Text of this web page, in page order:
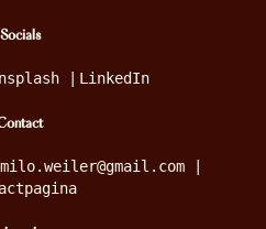
Socials
LinkedIn
milo.weiler@gmail.com